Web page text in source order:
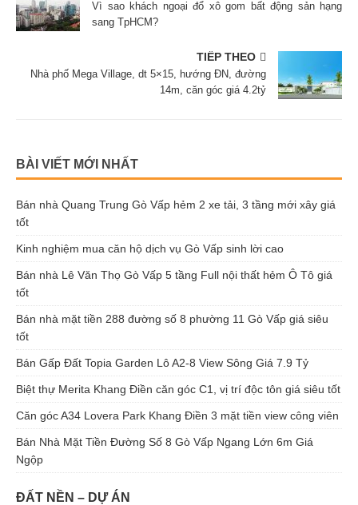
Vì sao khách ngoại đổ xô gom bất động sản hạng
sang TpHCM?
TIẾP THEO
Nhà phố Mega Village, dt 5×15, hướng ĐN, đường
14m, căn góc giá 4.2tỷ
BÀI VIẾT MỚI NHẤT
Bán nhà Quang Trung Gò Vấp hẻm 2 xe tải, 3 tầng mới xây giá
tốt
Kinh nghiệm mua căn hộ dịch vụ Gò Vấp sinh lời cao
Bán nhà Lê Văn Thọ Gò Vấp 5 tầng Full nội thất hẻm Ô Tô giá
tốt
Bán nhà mặt tiền 288 đường số 8 phường 11 Gò Vấp giá siêu
tốt
Bán Gấp Đất Topia Garden Lô A2-8 View Sông Giá 7.9 Tỷ
Biệt thự Merita Khang Điền căn góc C1, vị trí độc tôn giá siêu tốt
Căn góc A34 Lovera Park Khang Điền 3 mặt tiền view công viên
Bán Nhà Mặt Tiền Đường Số 8 Gò Vấp Ngang Lớn 6m Giá
Ngộp
ĐẤT NỀN – DỰ ÁN